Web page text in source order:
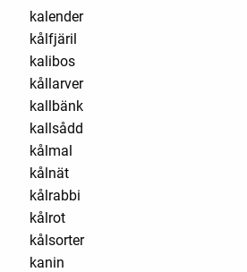
kalender
kålfjäril
kalibos
kållarver
kallbänk
kallsådd
kålmal
kålnät
kålrabbi
kålrot
kålsorter
kanin